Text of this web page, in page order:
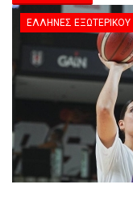
ΈΛΛΗΝΕΣ ΕΞΩΤΕΡΙΚΟΎ